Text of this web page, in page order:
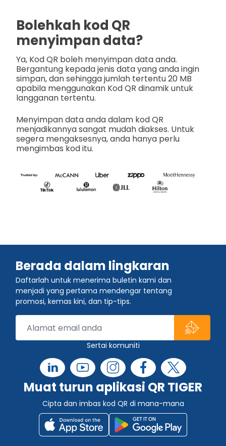
Bolehkah kod QR
menyimpan data?
Ya, Kod QR boleh menyimpan data anda.
Bergantung kepada jenis data yang anda ingin
simpan, dan sehingga jumlah tertentu 20 MB
apabila menggunakan Kod QR dinamik untuk
langganan tertentu.
Menyimpan data anda dalam kod QR
menjadikannya sangat mudah diakses. Untuk
segera mengaksesnya, anda hanya perlu
mengimbas kod itu.
Berada dalam lingkaran
Daftarlah untuk menerima buletin kami dan
menjadi yang pertama mendengar tentang
promosi, kemas kini, dan tip-tips.
Sertai komuniti
Muat turun aplikasi QR TIGER
Cipta dan imbas kod QR di mana-mana